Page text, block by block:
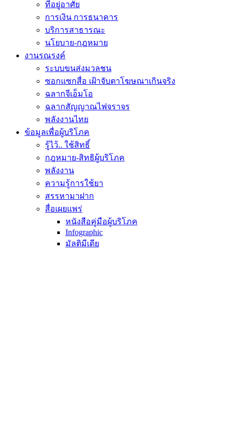
ที่อยู่อาศัย
การเงิน การธนาคาร
บริการสาธารณะ
นโยบาย-กฎหมาย
งานรณรงค์
ระบบขนส่งมวลชน
ซอกแซกสื่อ เฝ้าจับตาโฆษณาเกินจริง
ฉลากจีเอ็มโอ
ฉลากสัญญาณไฟจราจร
พลังงานไทย
ข้อมูลเพื่อผู้บริโภค
รู้ไว้.. ใช้สิทธิ์
กฎหมาย-สิทธิผู้บริโภค
พลังงาน
ความรู้การใช้ยา
สรรหามาฝาก
สื่อเผยแพร่
หนังสือคู่มือผู้บริโภค
Infographic
มัลติมีเดีย